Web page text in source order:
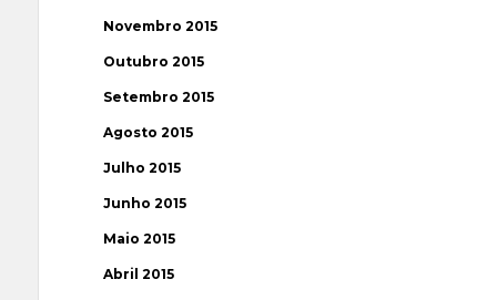
Novembro 2015
Outubro 2015
Setembro 2015
Agosto 2015
Julho 2015
Junho 2015
Maio 2015
Abril 2015